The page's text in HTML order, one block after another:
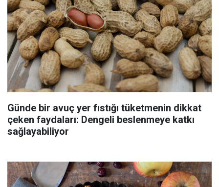
Günde bir avuç yer fıstığı tüketmenin dikkat
çeken faydaları: Dengeli beslenmeye katkı
sağlayabiliyor